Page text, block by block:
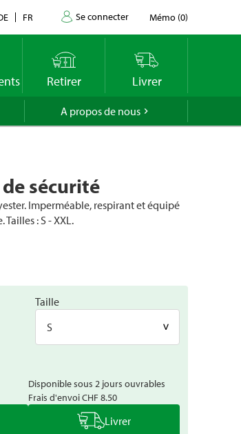
FR Se connecter Mémo (0)
Retirer Livrer
A propos de nous
de sécurité
Imperméable, respirant et équipé
: S - XXL.
Taille
S
Disponible sous 2 jours ouvrables
Frais d'envoiCHF 8.50
Livrer